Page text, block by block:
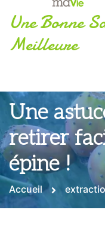
Une Bonne
Meilleure
Une
retirer
épine !
Accueil